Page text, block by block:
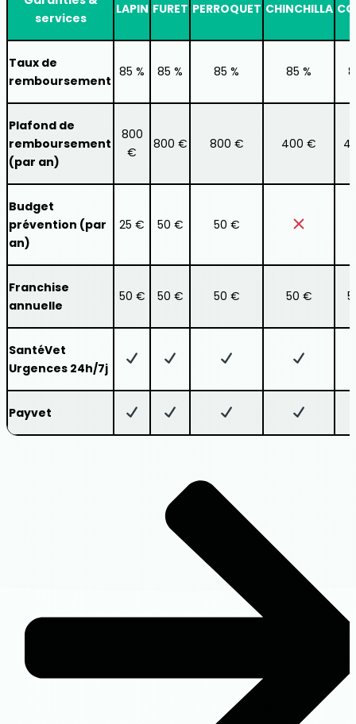
services
LAPIN FURET PERROQUET CHINCHILLA
Taux de
remboursement
85 % 85 % 85 % 85 %
Plafond de
remboursement
(par an)
800
€
800 € 800 € 400 €
Budget
prévention (par
an)
25 € 50 € 50 €
Franchise
annuelle
50 € 50 € 50 € 50 €
SantéVet
Urgences 24h/7j
Payvet